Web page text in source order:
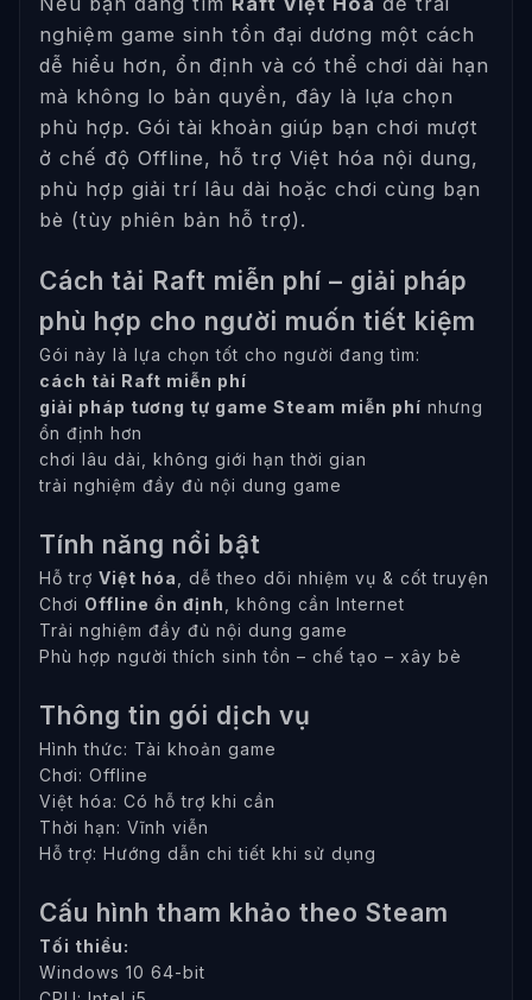
nghiệm game sinh tồn đại dương một cách
dễ hiểu hơn, ổn định và có thể chơi dài hạn
mà không lo bản quyền, đây là lựa chọn
phù hợp. Gói tài khoản giúp bạn chơi mượt
ở chế độ Offline, hỗ trợ Việt hóa nội dung,
phù hợp giải trí lâu dài hoặc chơi cùng bạn
bè (tùy phiên bản hỗ trợ).
Cách tải Raft miễn phí – giải pháp
phù hợp cho người muốn tiết kiệm
Gói này là lựa chọn tốt cho người đang tìm:
cách tải Raft miễn phí
giải pháp tương tự game Steam miễn phí nhưng
ổn định hơn
chơi lâu dài, không giới hạn thời gian
trải nghiệm đầy đủ nội dung game
Tính năng nổi bật
Hỗ trợ Việt hóa
, dễ theo dõi nhiệm vụ & cốt truyện
Chơi Offline ổn định
, không cần Internet
Trải nghiệm đầy đủ nội dung game
Phù hợp người thích sinh tồn – chế tạo – xây bè
Thông tin gói dịch vụ
Hình thức: Tài khoản game
Chơi: Offline
Việt hóa: Có hỗ trợ khi cần
Thời hạn: Vĩnh viễn
Hỗ trợ: Hướng dẫn chi tiết khi sử dụng
Cấu hình tham khảo theo Steam
Tối thiểu:
Windows 10 64-bit